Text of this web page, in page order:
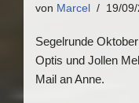
von Marcel 19/09/
Segelrunde
Optis und Jollen
Mail an Anne.